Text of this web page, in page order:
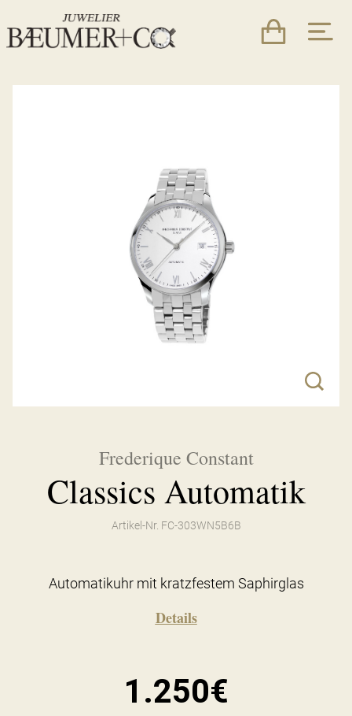
Frederique Constant
Classics Automatik
Artikel-Nr. FC-303WN5B6B
Automatikuhr mit kratzfestem Saphirglas
Details
1.250€